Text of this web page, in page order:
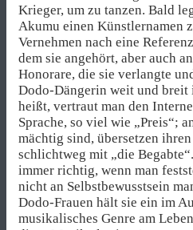
Krieger, um zu tanzen. Bald
Akumu einen Künstlernamen
Vernehmen nach eine
dem sie angehört, aber auch
Honorare, die sie verlangte
Dodo-Dängerin weit und
heißt, vertraut man den
Sprache, so viel wie „Preis“;
mächtig sind, übersetzen
schlichtweg mit „die
immer richtig, wenn man
nicht an Selbstbewusstsein
Dodo-Frauen hält sie ein im
musikalisches Genre am